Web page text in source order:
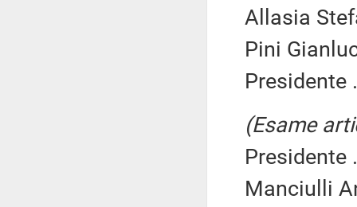
Allasia
Pini
Presidente
(Esame
Presidente
Manciulli